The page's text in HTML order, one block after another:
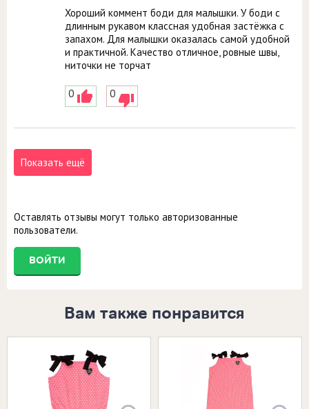
Хороший коммент боди для малышки. У боди с
длинным рукавом классная удобная застёжка с
запахом. Для малышки оказалась самой удобной
и практичной. Качество отличное, ровные швы,
ниточки не торчат
0 0
Показать ещё
Оставлять отзывы могут только авторизованные
пользователи.
ВОЙТИ
Вам также понравится
Размеры в наличии: Размеры в наличии: